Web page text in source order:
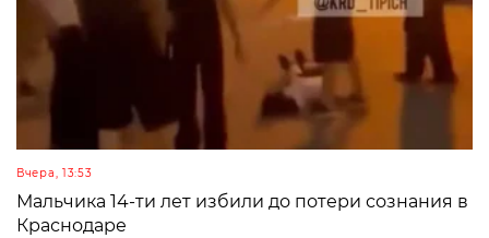
Вчера, 13:53
Мальчика 14-ти лет избили до потери сознания в
Краснодаре